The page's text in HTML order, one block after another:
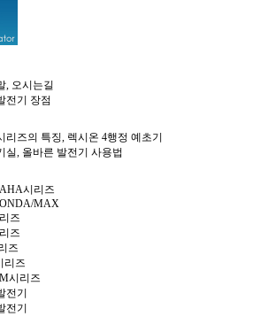
, 오시는길
전기 장점
리즈의 특징, 렉시온 4행정 예초기
실, 올바른 발전기 사용법
시리즈
MAX
즈
즈
즈
리즈
시리즈
전기
전기